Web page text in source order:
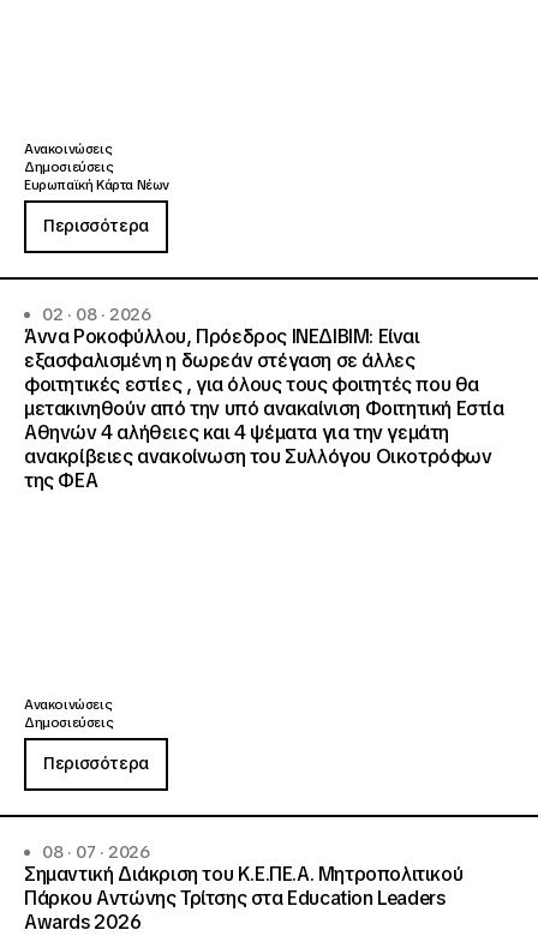
Ανακοινώσεις
Δημοσιεύσεις
Ευρωπαϊκή Κάρτα Νέων
Περισσότερα
02 · 08 · 2026
Άννα Ροκοφύλλου, Πρόεδρος ΙΝΕΔΙΒΙΜ: Είναι
εξασφαλισμένη η δωρεάν στέγαση σε άλλες
φοιτητικές εστίες , για όλους τους φοιτητές που θα
μετακινηθούν από την υπό ανακαίνιση Φοιτητική Εστία
Αθηνών 4 αλήθειες και 4 ψέματα για την γεμάτη
ανακρίβειες ανακοίνωση του Συλλόγου Οικοτρόφων
της ΦΕΑ
Ανακοινώσεις
Δημοσιεύσεις
Περισσότερα
08 · 07 · 2026
Σημαντική Διάκριση του Κ.Ε.ΠΕ.Α. Μητροπολιτικού
Πάρκου Αντώνης Τρίτσης στα Education Leaders
Awards 2026